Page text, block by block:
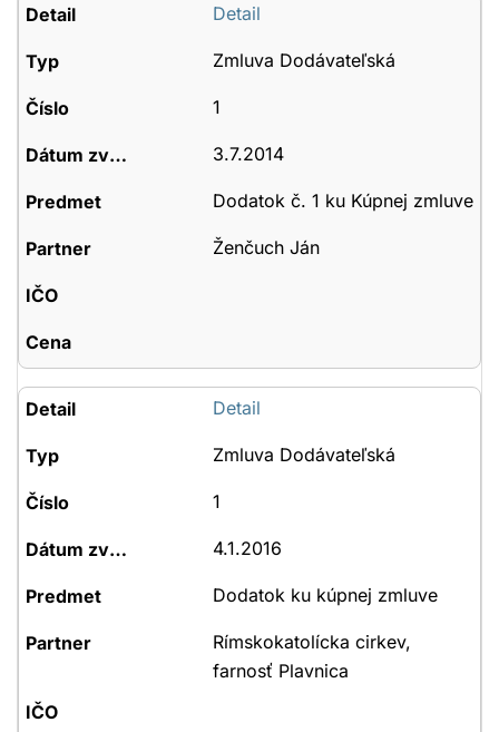
Detail
Zmluva Dodávateľská
1
3.7.2014
Dodatok č. 1 ku Kúpnej zmluve
Ženčuch Ján
Detail
Zmluva Dodávateľská
1
4.1.2016
Dodatok ku kúpnej zmluve
Rímskokatolícka cirkev,
farnosť Plavnica